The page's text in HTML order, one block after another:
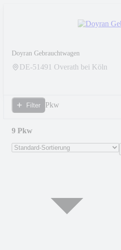
Doyran Gebrauchtwagen
DE-51491 Overath bei Köln
Filter Pkw
9 Pkw